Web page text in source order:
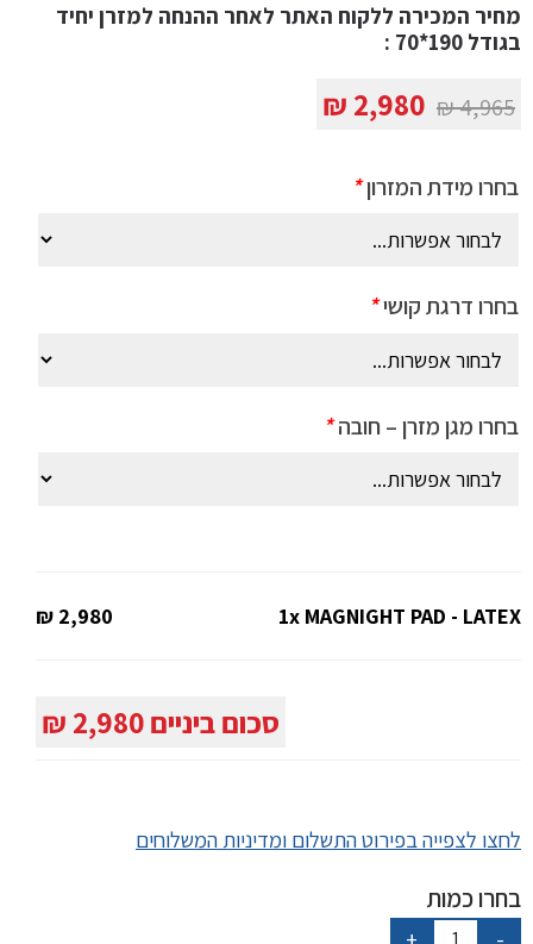
מחיר המכירה ללקוח האתר לאחר ההנחה למזרן יחיד
בגודל 190*70 :
4,965
₪ המחיר
היה:
2,980
₪
בחרו מידת המזרון*
בחרו דרגת קושי*
בחרו מגן מזרן – חובה*
1x MAGNIGHT PAD - LATEX
2,980 ₪
סכום ביניים2,980 ₪
לחצו לצפייה בפירוט התשלום ומדיניות המשלוחים
בחרו כמות
כמות